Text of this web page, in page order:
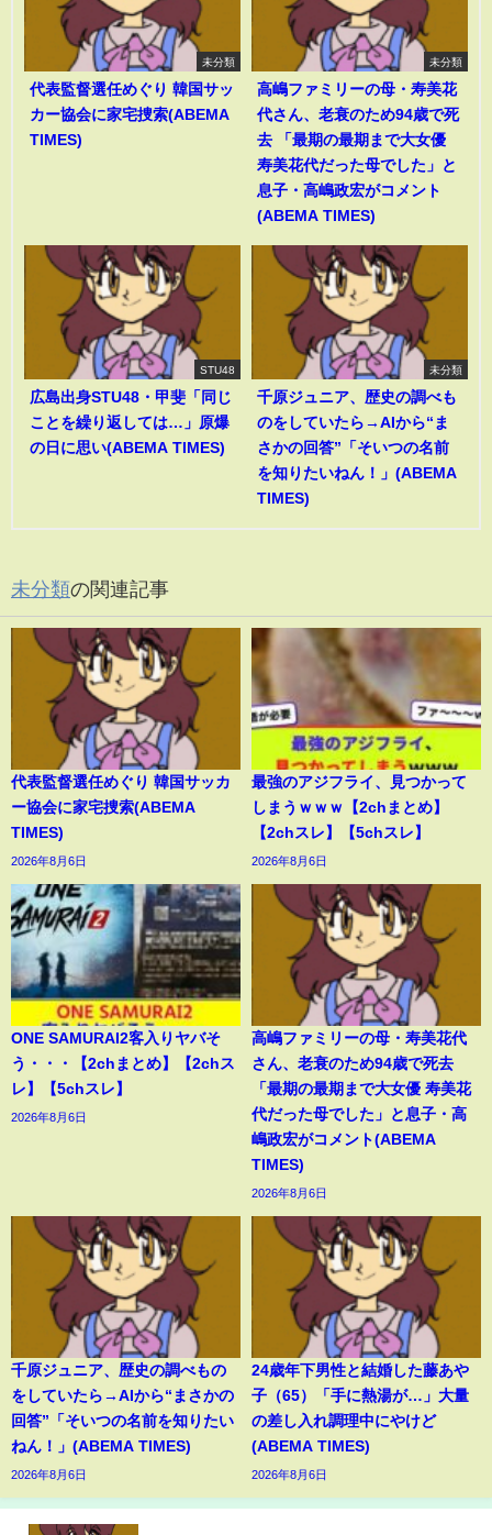
未分類
代表監督選任めぐり 韓国サッ
カー協会に家宅捜索(ABEMA
TIMES)
未分類
高嶋ファミリーの母・寿美花
代さん、老衰のため94歳で死
去 「最期の最期まで大女優
寿美花代だった母でした」と
息子・高嶋政宏がコメント
(ABEMA TIMES)
STU48
広島出身STU48・甲斐「同じ
ことを繰り返しては…」原爆
の日に思い(ABEMA TIMES)
未分類
千原ジュニア、歴史の調べも
のをしていたら→AIから“ま
さかの回答”「そいつの名前
を知りたいねん！」(ABEMA
TIMES)
未分類の関連記事
代表監督選任めぐり 韓国サッカ
ー協会に家宅捜索(ABEMA
TIMES)
2026年8月6日
最強のアジフライ、見つかって
しまうｗｗｗ【2chまとめ】
【2chスレ】【5chスレ】
2026年8月6日
ONE SAMURAI2客入りヤバそ
う・・・【2chまとめ】【2chス
レ】【5chスレ】
2026年8月6日
高嶋ファミリーの母・寿美花代
さん、老衰のため94歳で死去
「最期の最期まで大女優 寿美花
代だった母でした」と息子・高
嶋政宏がコメント(ABEMA
TIMES)
2026年8月6日
千原ジュニア、歴史の調べもの
をしていたら→AIから“まさかの
回答”「そいつの名前を知りたい
ねん！」(ABEMA TIMES)
2026年8月6日
24歳年下男性と結婚した藤あや
子（65）「手に熱湯が…」大量
の差し入れ調理中にやけど
(ABEMA TIMES)
2026年8月6日